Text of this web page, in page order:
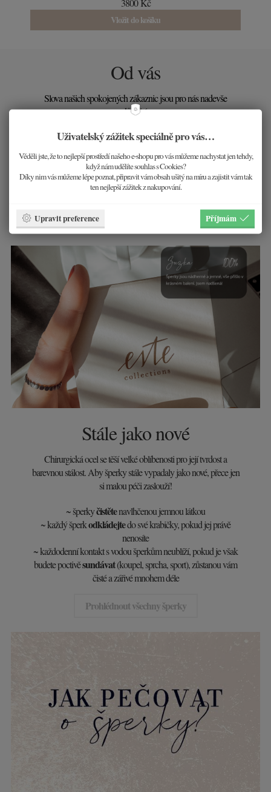
3800 Kč
Vložit do košíku
Od vás
Slova našich spokojených zákaznic jsou pro nás nadevše
důležité.
DĚKUJEME!
~Váš šperk si zaslouží, abyste se do něj zamilovala.
~A vy si to zasloužíte také.
Prohlédnout všechny šperky
Stále jako nové
Chirurgická ocel se těší velké oblíbenosti pro její tvrdost a
barevnou stálost. Aby šperky stále vypadaly jako nové, přece jen
si malou péči zaslouží!
~ šperkyčistětenavlhčenou jemnou látkou
~ každý šperkodkládejtedo své krabičky, pokud jej právě
nenosíte
~ každodenní kontakt s vodou šperkům neublíží, pokud je však
budete poctivěsundávat(koupel, sprcha, sport), zůstanou vám
čisté a zářivé mnohem déle
Prohlédnout všechny šperky
Uživatelský zážitek speciálně pro vás…
Věděli jste, že to nejlepší prostředí našeho e-shopu pro vás můžeme nachystat jen tehdy,
když nám udělíte souhlas s Cookies?
Díky nim vás můžeme lépe poznat, připravit vám obsah ušitý na míru a zajistit vám tak
ten nejlepší zážitek z nakupování.
Upravit preference Příjmám